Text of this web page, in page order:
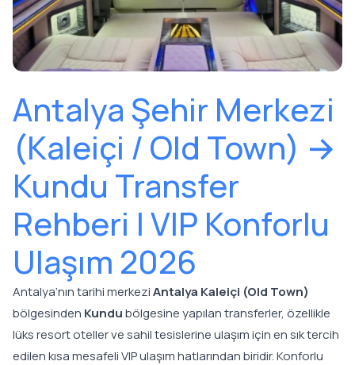
Antalya Şehir Merkezi
(Kaleiçi / Old Town) →
Kundu Transfer
Rehberi | VIP Konforlu
Ulaşım 2026
Antalya’nın tarihi merkeziAntalya Kaleiçi (Old Town)
bölgesinden Kundubölgesine yapılan transferler, özellikle
lüks resort oteller ve sahil tesislerine ulaşım için en sık tercih
edilen kısa mesafeli VIP ulaşım hatlarından biridir. Konforlu